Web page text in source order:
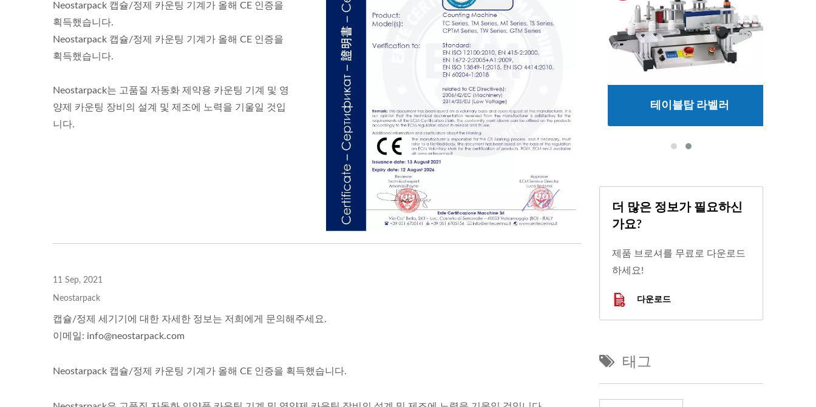
Neostarpack 캡슐/정제 카운팅 기계가 올해 CE 인증을
획득했습니다.
Neostarpack 캡슐/정제 카운팅 기계가 올해 CE 인증을
획득했습니다.
Neostarpack는 고품질 자동화 제약용 카운팅 기계 및 영
양제 카운팅 장비의 설계 및 제조에 노력을 기울일 것입
니다.
11 Sep, 2021
Neostarpack
캡슐/정제 세기기에 대한 자세한 정보는 저희에게 문의해주세요.
이메일: info@neostarpack.com
Neostarpack 캡슐/정제 카운팅 기계가 올해 CE 인증을 획득했습니다.
테이블탑 충전 라인 테이블탑 라벨러 테이블탑 충전 라인 테이블탑 라벨러
더 많은 정보가 필요하신
가요?
제품 브로셔를 무료로 다운로드
하세요!
다운로드
태그